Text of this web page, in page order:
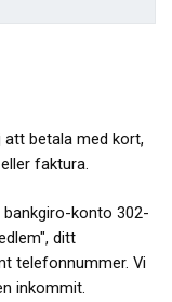
att betala med kort,
faktura.
bankgiro-konto 302-
ditt
telefonnummer. Vi
inkommit.